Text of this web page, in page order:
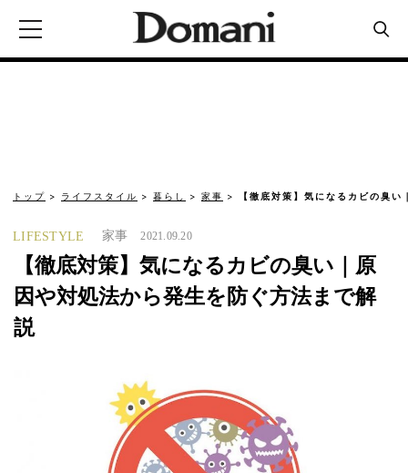
トップ ライフスタイル 暮らし 家事 【徹底対策】気になるカビの臭
LIFESTYLE 家事 2021.09.20
【徹底対策】気になるカビの臭い｜原
因や対処法から発生を防ぐ方法まで解
説